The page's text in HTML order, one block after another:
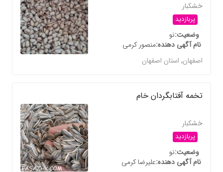
خشکبار
پربازدید
وضعیتنو
نام آگهی دهندهمنصور کرمی
اصفهان,استان اصفهان
تخمه آفتابگردان خام
خشکبار
پربازدید
وضعیتنو
نام آگهی دهندهعلیرضا کرمی